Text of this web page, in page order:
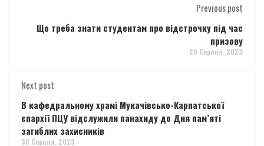
Previous post
Що треба знати студентам про відстрочку під час
призову
29 Серпня, 2023
Next post
В кафедральному храмі Мукачівсько-Карпатської
єпархії ПЦУ відслужили панахиду до Дня пам’яті
загиблих захисників
30 Серпня, 2023